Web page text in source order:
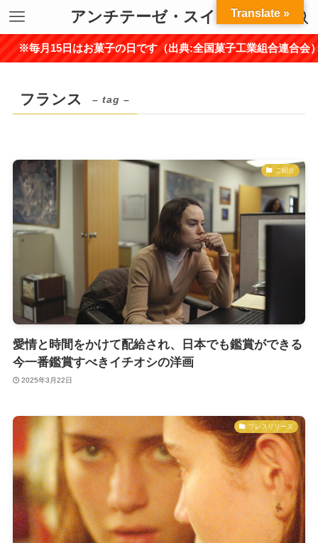
アンチテーゼ・スイーツ
月15日はお菓子の日です（出典:全国菓子工業組合連合会）
フランス – tag –
ご紹介
愛情と時間をかけて配給され、日本でも鑑賞ができる
今一番鑑賞すべきイチオシの洋画
2025年3月22日
プレスリリース
Translate »